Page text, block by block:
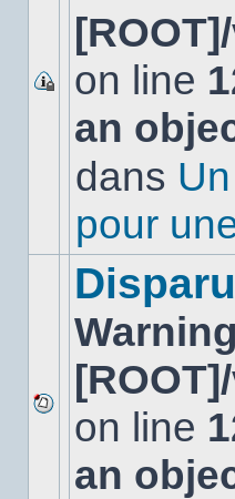
sujet
est
verrouillé,
vous
pouvez
pas
modifier
messages
poster
réponse.
on line
an
dans
pour
Aucun
nouveau
message
non-
Warning
on line
an